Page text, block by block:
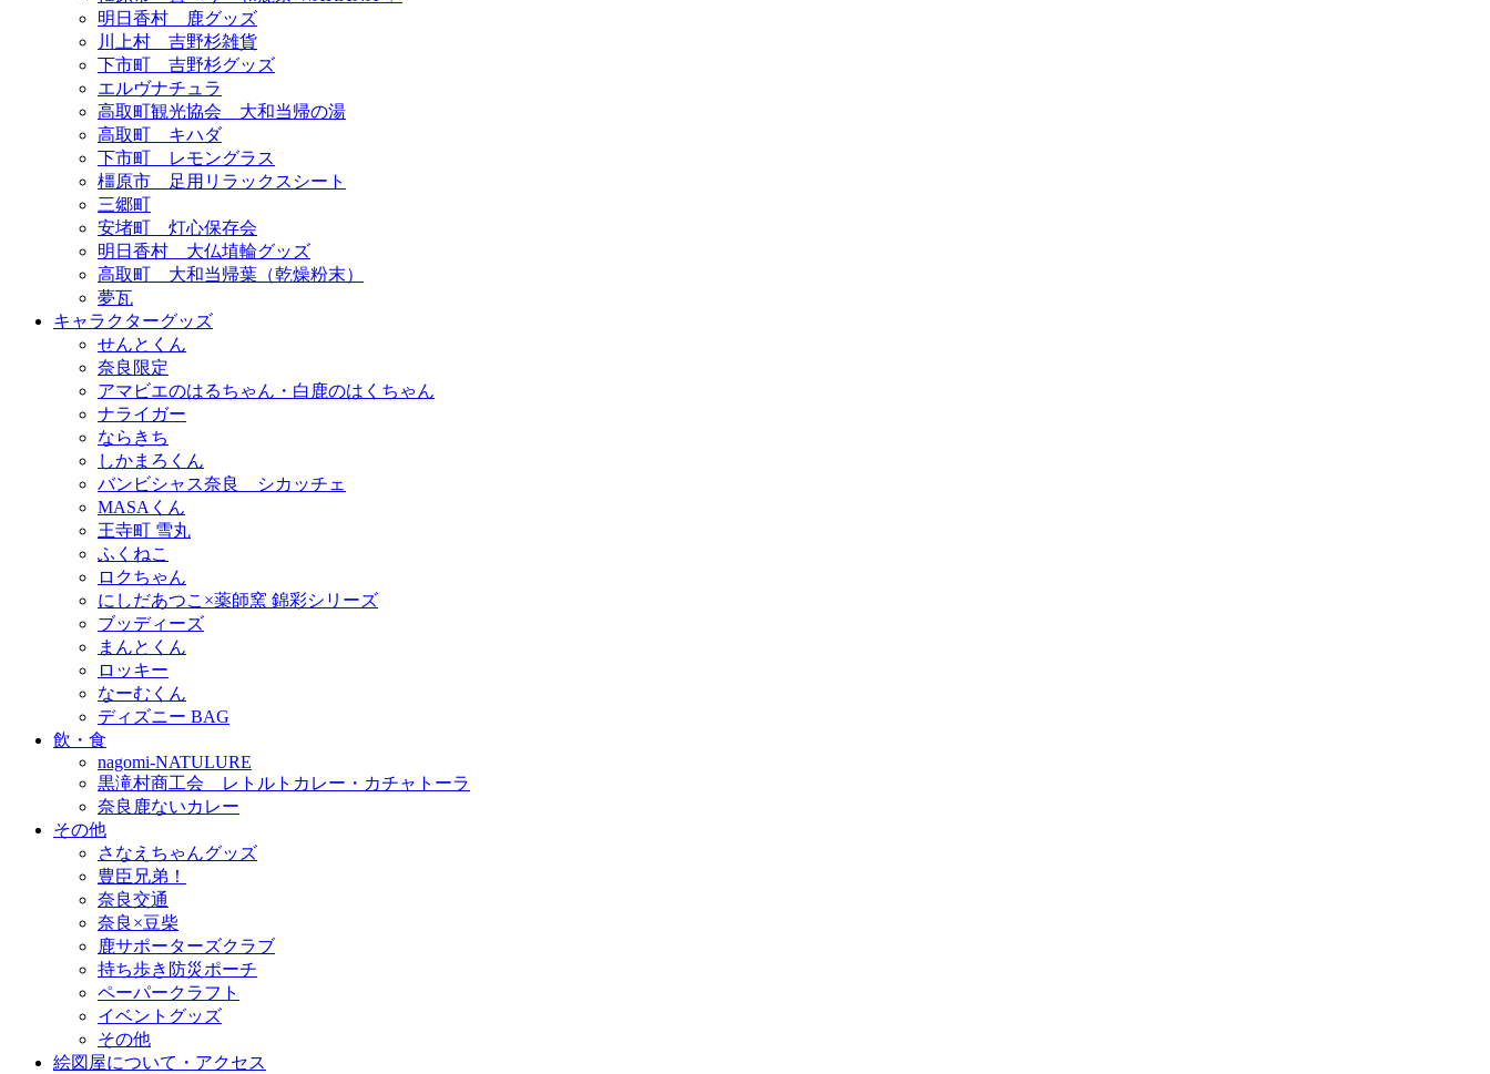
明日香村 鹿グッズ
川上村 吉野杉雑貨
下市町 吉野杉グッズ
エルヴナチュラ
高取町観光協会 大和当帰の湯
高取町 キハダ
下市町 レモングラス
橿原市 足用リラックスシート
三郷町
安堵町 灯心保存会
明日香村 大仏埴輪グッズ
高取町 大和当帰葉（乾燥粉末）
夢瓦
キャラクターグッズ
せんとくん
奈良限定
アマビエのはるちゃん・白鹿のはくちゃん
ナライガー
ならきち
しかまろくん
バンビシャス奈良 シカッチェ
MASAくん
王寺町 雪丸
ふくねこ
ロクちゃん
にしだあつこ×薬師窯 錦彩シリーズ
ブッディーズ
まんとくん
ロッキー
なーむくん
ディズニー BAG
飲・食
nagomi-NATULURE
黒滝村商工会 レトルトカレー・カチャトーラ
奈良鹿ないカレー
その他
さなえちゃんグッズ
豊臣兄弟！
奈良交通
奈良×豆柴
鹿サポーターズクラブ
持ち歩き防災ポーチ
ペーパークラフト
イベントグッズ
その他
絵図屋について・アクセス